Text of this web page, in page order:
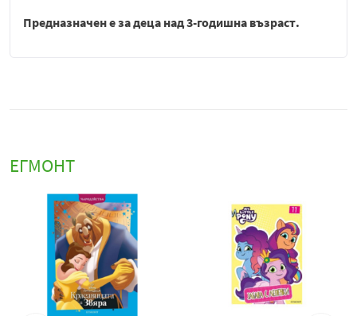
Предназначен е за деца над 3-годишна възраст.
ЕГМОНТ